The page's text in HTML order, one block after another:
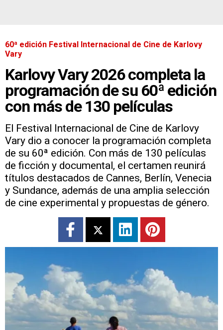
60ª edición Festival Internacional de Cine de Karlovy
Vary
Karlovy Vary 2026 completa la
programación de su 60ª edición
con más de 130 películas
El Festival Internacional de Cine de Karlovy
Vary dio a conocer la programación completa
de su 60ª edición. Con más de 130 películas
de ficción y documental, el certamen reunirá
títulos destacados de Cannes, Berlín, Venecia
y Sundance, además de una amplia selección
de cine experimental y propuestas de género.